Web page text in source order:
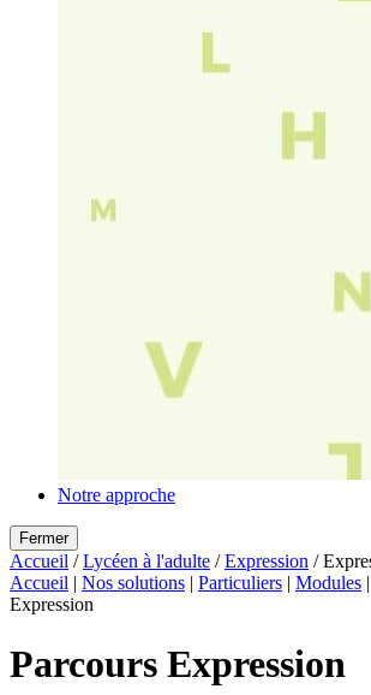
Notre approche
Fermer
Accueil /Lycéen à l'adulte /Expression /
Accueil | Nos solutions | Particuliers | Modules |
Expression
Parcours Expression